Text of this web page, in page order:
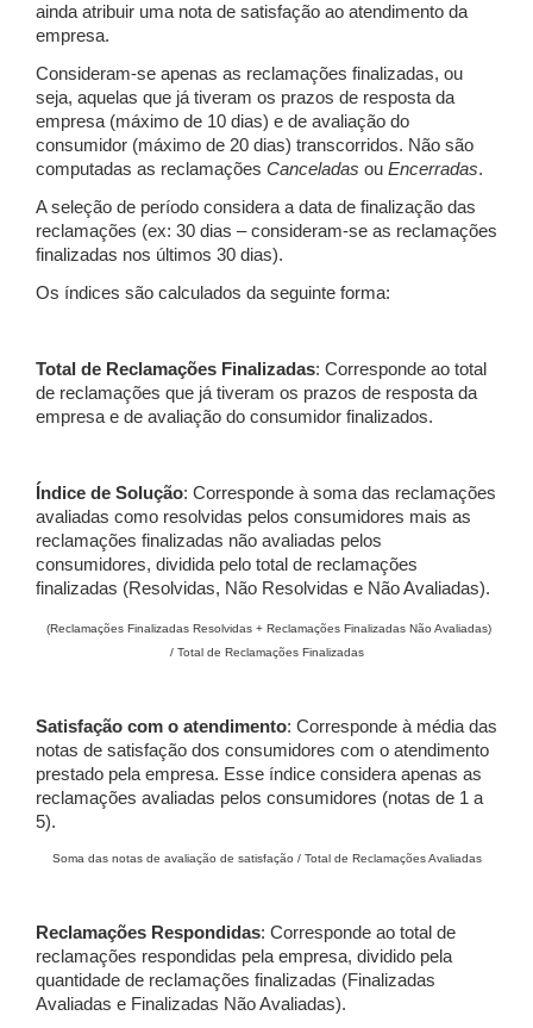
ainda atribuir uma nota de satisfação ao atendimento da
empresa.
Consideram-se apenas as reclamações finalizadas, ou
seja, aquelas que já tiveram os prazos de resposta da
empresa (máximo de 10 dias) e de avaliação do
consumidor (máximo de 20 dias) transcorridos. Não são
computadas as reclamações Canceladas ou Encerradas.
A seleção de período considera a data de finalização das
reclamações (ex: 30 dias – consideram-se as reclamações
finalizadas nos últimos 30 dias).
Os índices são calculados da seguinte forma:
Total de Reclamações Finalizadas: Corresponde ao total
de reclamações que já tiveram os prazos de resposta da
empresa e de avaliação do consumidor finalizados.
Índice de Solução: Corresponde à soma das reclamações
avaliadas como resolvidas pelos consumidores mais as
reclamações finalizadas não avaliadas pelos
consumidores, dividida pelo total de reclamações
finalizadas (Resolvidas, Não Resolvidas e Não Avaliadas).
(Reclamações Finalizadas Resolvidas + Reclamações Finalizadas Não Avaliadas)
/ Total de Reclamações Finalizadas
Satisfação com o atendimento: Corresponde à média das
notas de satisfação dos consumidores com o atendimento
prestado pela empresa. Esse índice considera apenas as
reclamações avaliadas pelos consumidores (notas de 1 a
5).
Soma das notas de avaliação de satisfação / Total de Reclamações Avaliadas
Reclamações Respondidas: Corresponde ao total de
reclamações respondidas pela empresa, dividido pela
quantidade de reclamações finalizadas (Finalizadas
Avaliadas e Finalizadas Não Avaliadas).